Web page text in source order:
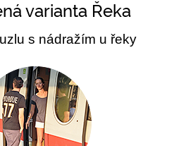
varianta Řeka
s nádražím u řeky